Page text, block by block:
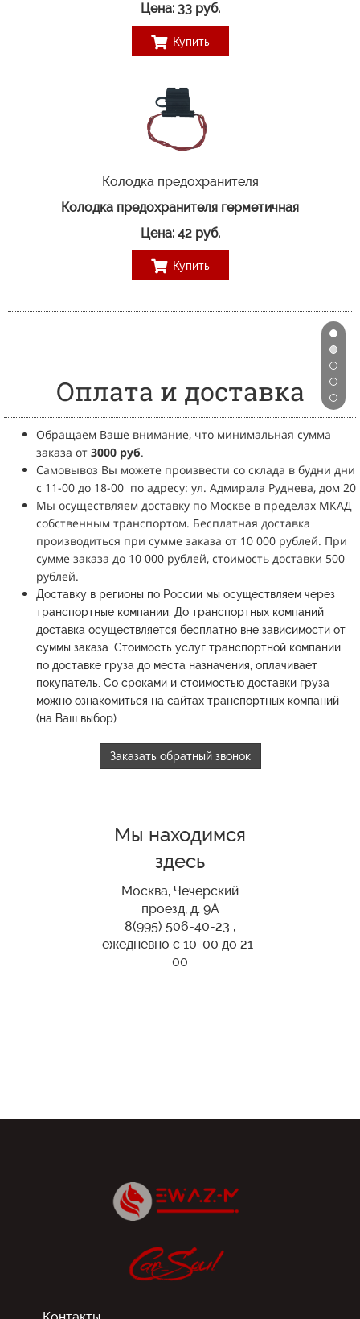
Цена: 33 руб.
Купить
Колодка предохранителя
Колодка предохранителя герметичная
Цена: 42 руб.
Купить
Оплата и доставка
Обращаем Ваше внимание, что минимальная сумма
заказа от 3000 руб.
Самовывоз Вы можете произвести со склада в будни дни
с 11-00 до 18-00 по адресу: ул. Адмирала Руднева, дом 20
Мы осуществляем доставку по Москве в пределах МКАД
собственным транспортом. Бесплатная доставка
производиться при сумме заказа от 10 000 рублей. При
сумме заказа до 10 000 рублей, стоимость доставки 500
рублей.
Доставку в регионы по России мы осуществляем через
транспортные компании. До транспортных компаний
доставка осуществляется бесплатно вне зависимости от
суммы заказа. Стоимость услуг транспортной компании
по доставке груза до места назначения, оплачивает
покупатель. Со сроками и стоимостью доставки груза
можно ознакомиться на сайтах транспортных компаний
(на Ваш выбор).
Заказать обратный звонок
Мы находимся
здесь
Москва, Чечерский
проезд, д. 9А
8(995) 506-40-23 ,
ежедневно с 10-00 до 21-
00